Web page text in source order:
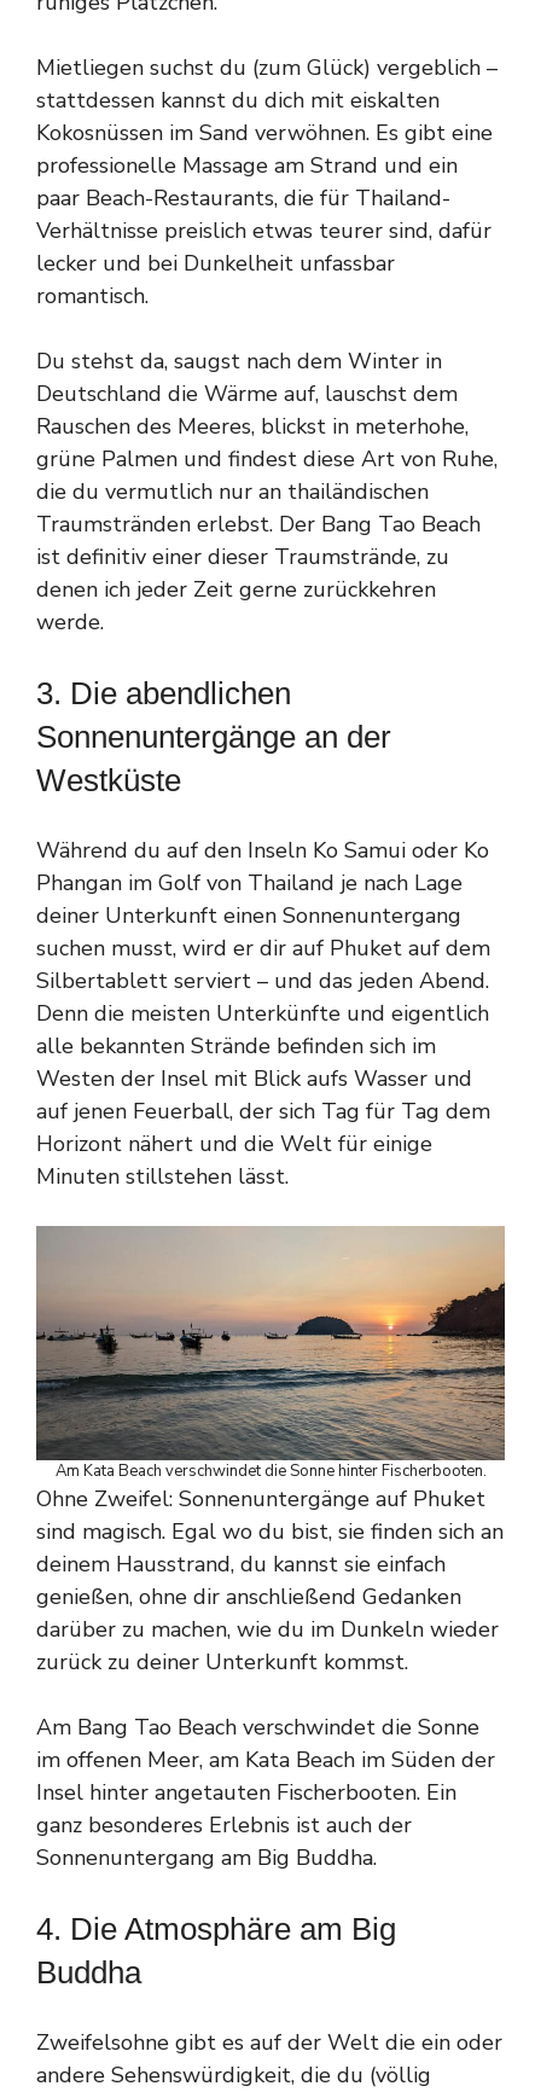
Mietliegen suchst du (zum Glück) vergeblich –
stattdessen kannst du dich mit eiskalten
Kokosnüssen im Sand verwöhnen. Es gibt eine
professionelle Massage am Strand und ein
paar Beach-Restaurants, die für Thailand-
Verhältnisse preislich etwas teurer sind, dafür
lecker und bei Dunkelheit unfassbar
romantisch.
Du stehst da, saugst nach dem Winter in
Deutschland die Wärme auf, lauschst dem
Rauschen des Meeres, blickst in meterhohe,
grüne Palmen und findest diese Art von Ruhe,
die du vermutlich nur an thailändischen
Traumstränden erlebst. Der Bang Tao Beach
ist definitiv einer dieser Traumstrände, zu
denen ich jeder Zeit gerne zurückkehren
werde.
3. Die abendlichen
Sonnenuntergänge an der
Westküste
Während du auf den Inseln Ko Samui oder Ko
Phangan im Golf von Thailand je nach Lage
deiner Unterkunft einen Sonnenuntergang
suchen musst, wird er dir auf Phuket auf dem
Silbertablett serviert – und das jeden Abend.
Denn die meisten Unterkünfte und eigentlich
alle bekannten Strände befinden sich im
Westen der Insel mit Blick aufs Wasser und
auf jenen Feuerball, der sich Tag für Tag dem
Horizont nähert und die Welt für einige
Minuten stillstehen lässt.
Am Kata Beach verschwindet die Sonne hinter Fischerbooten.
Ohne Zweifel: Sonnenuntergänge auf Phuket
sind magisch. Egal wo du bist, sie finden sich an
deinem Hausstrand, du kannst sie einfach
genießen, ohne dir anschließend Gedanken
darüber zu machen, wie du im Dunkeln wieder
zurück zu deiner Unterkunft kommst.
Am Bang Tao Beach verschwindet die Sonne
im offenen Meer, am Kata Beach im Süden der
Insel hinter angetauten Fischerbooten. Ein
ganz besonderes Erlebnis ist auch der
Sonnenuntergang am Big Buddha.
4. Die Atmosphäre am Big
Buddha
Zweifelsohne gibt es auf der Welt die ein oder
andere Sehenswürdigkeit, die du (völlig